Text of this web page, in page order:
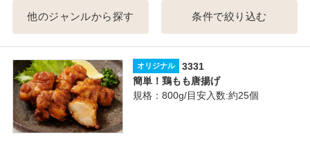
他のジャンルから探す 条件で絞り込む
オリジナル
3331
簡単！鶏もも唐揚げ
規格：800g/目安入数:約25個